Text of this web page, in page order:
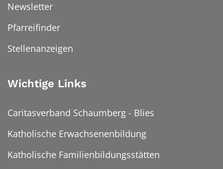
Newsletter
Pfarreifinder
Stellenanzeigen
Wichtige Links
Caritasverband Schaumberg - Blies
Katholische Erwachsenenbildung
Katholische Familienbildungsstätten